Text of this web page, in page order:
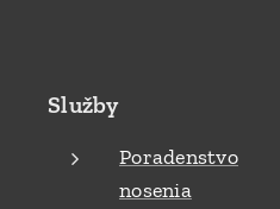
Služby
Poradenstvo
nosenia